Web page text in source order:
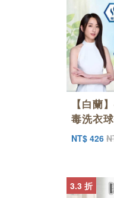
【白蘭
毒洗衣
NT$ 426
3.3 折